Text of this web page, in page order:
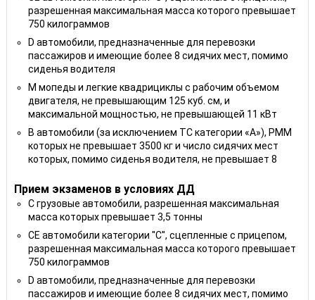
разрешенная максимальная масса которого превышает
750 килограммов
D автомобили, предназначенные для перевозки
пассажиров и имеющие более 8 сидячих мест, помимо
сиденья водителя
M мопеды и легкие квадрициклы с рабочим объемом
двигателя, не превышающим 125 куб. см, и
максимальной мощностью, не превышающей 11 кВт
B автомобили (за исключением ТС категории «A»), РММ
которых не превышает 3500 кг и число сидячих мест
которых, помимо сиденья водителя, не превышает 8
Прием экзаменов в условиях ДД
C грузовые автомобили, разрешенная максимальная
масса которых превышает 3,5 тонны
CE автомобили категории ''С'', сцепленные с прицепом,
разрешенная максимальная масса которого превышает
750 килограммов
D автомобили, предназначенные для перевозки
пассажиров и имеющие более 8 сидячих мест, помимо